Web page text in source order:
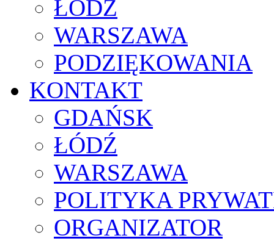
ŁÓDŹ
WARSZAWA
PODZIĘKOWANIA
KONTAKT
GDAŃSK
ŁÓDŹ
WARSZAWA
POLITYKA
ORGANIZATOR